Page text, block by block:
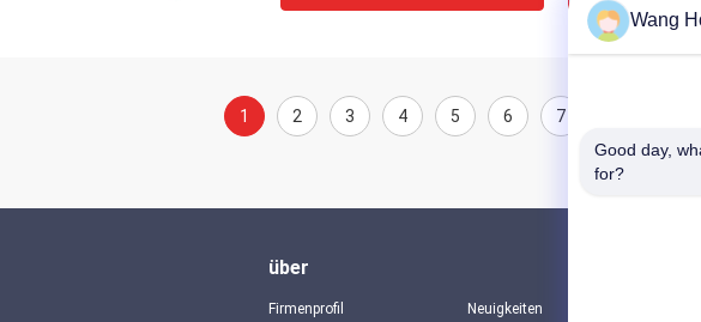
1 2 3 4 5 6 7
über
Firmenprofil Neuigkeiten
Wang
Good day,
for?